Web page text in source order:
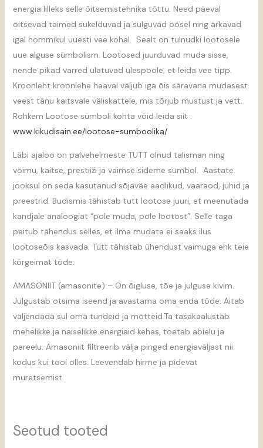
energia lilleks selle õitsemistehnika tõttu. Need päeval
õitsevad taimed sukelduvad ja sulguvad öösel ning ärkavad
igal hommikul uuesti vee kohal. Sealt on tulnudki lootosele
uue alguse sümbolism. Lootosed juurduvad muda sisse,
nende pikad varred ulatuvad ülespoole, et leida vee tipp.
Kroonleht kroonlehe haaval väljub iga õis säravana mudasest
veest tänu kaitsvale väliskattele, mis tõrjub mustust ja vett.
Rohkem Lootose sümboli kohta võid leida siit :
www.kikudisain.ee/lootose-sumboolika/
Läbi ajaloo on palvehelmeste TUTT olnud talisman ning
võimu, kaitse, prestiiži ja vaimse sideme sümbol. Aastate
jooksul on seda kasutanud sõjaväe aadlikud, vaaraod, juhid ja
preestrid. Budismis tähistab tutt lootose juuri, et meenutada
kandjale analoogiat “pole muda, pole lootost”. Selle taga
peitub tähendus selles, et ilma mudata ei saaks ilus
lootoseõis kasvada. Tutt tähistab ühendust vaimuga ehk teie
kõrgeimat tõde.
AMASONIIT (amasonite) – On õigluse, tõe ja julguse kivim.
Julgustab otsima iseend ja avastama oma enda tõde. Aitab
väljendada sul oma tundeid ja mõtteid.Ta tasakaalustab
mehelikke ja naiselikke energiaid kehas, toetab abielu ja
pereelu. Amasoniit filtreerib välja pinged energiaväljast nii
kodus kui tööl olles. Leevendab hirme ja pidevat
muretsemist.
Seotud tooted